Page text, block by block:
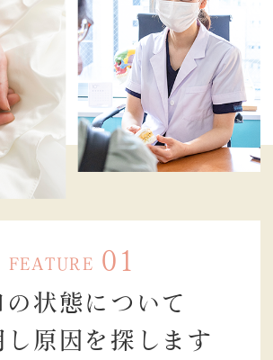
は午前のみ 13時までの診療
FEATURE 01
の状態に ついて
し原因を 探します